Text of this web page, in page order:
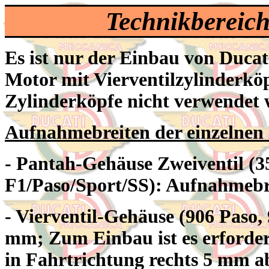
Es ist nur der Einbau von
Motor mit
Zylinderköpfe nicht verwendet
Aufnahmebreiten der
- Pantah-Gehäuse Zweiventil
F1/Paso/Sport/SS):
- Vierventil-Gehäuse (906
mm;Zum Einbau ist es
in Fahrtrichtung rechts 5 mm